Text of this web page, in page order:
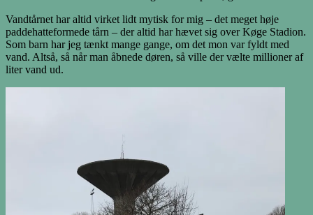
Vandtårnet har altid virket lidt mytisk for mig – det meget høje
paddehatteformede tårn – der altid har hævet sig over Køge Stadion.
Som barn har jeg tænkt mange gange, om det mon var fyldt med
vand. Altså, så når man åbnede døren, så ville der vælte millioner af
liter vand ud.